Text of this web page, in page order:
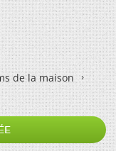
de la maison